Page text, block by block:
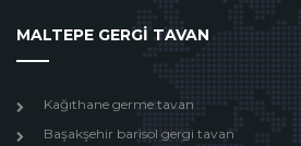
MALTEPE GERGİ TAVAN
Kağıthane germe tavan
Başakşehir barisol gergi tavan